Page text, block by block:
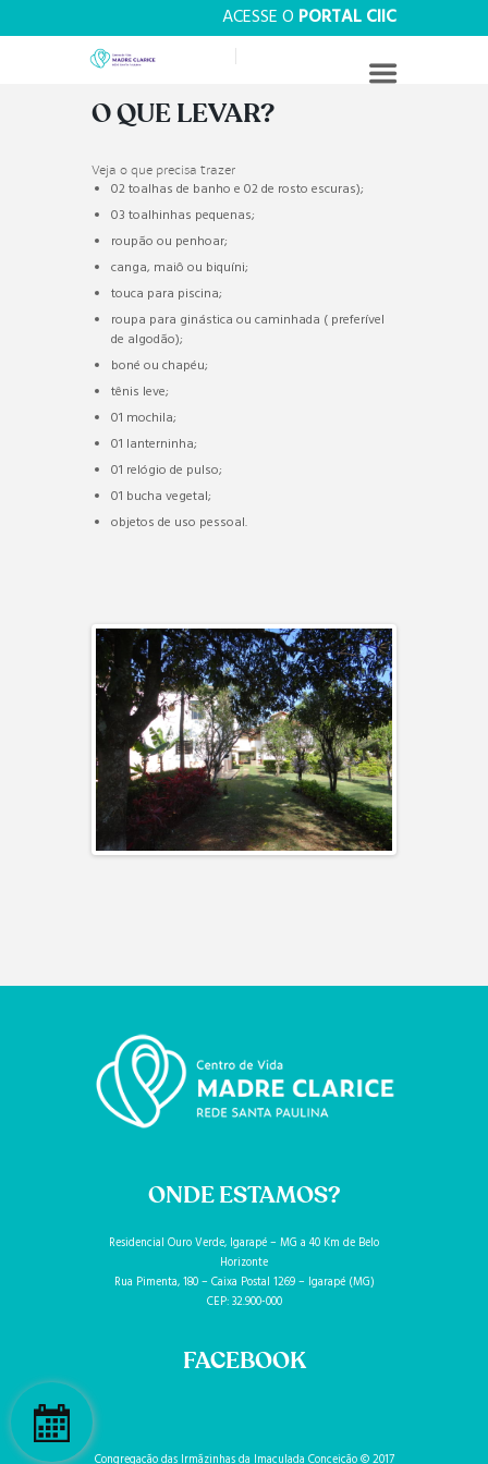
ACESSE O PORTAL CIIC
O QUE LEVAR?
Veja o que precisa trazer
02 toalhas de banho e 02 de rosto escuras);
03 toalhinhas pequenas;
roupão ou penhoar;
canga, maiô ou biquíni;
touca para piscina;
roupa para ginástica ou caminhada ( preferível
de algodão);
boné ou chapéu;
tênis leve;
01 mochila;
01 lanterninha;
01 relógio de pulso;
01 bucha vegetal;
objetos de uso pessoal.
ONDE ESTAMOS?
Residencial Ouro Verde, Igarapé – MG a 40 Km de Belo
Horizonte
Rua Pimenta, 180 – Caixa Postal 1269 – Igarapé (MG)
CEP: 32.900-000
FACEBOOK